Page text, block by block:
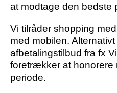
at modtage den bedste
Vi tilråder shopping
med mobilen.
afbetalingstilbud fra fx
foretrækker at honorere
periode.